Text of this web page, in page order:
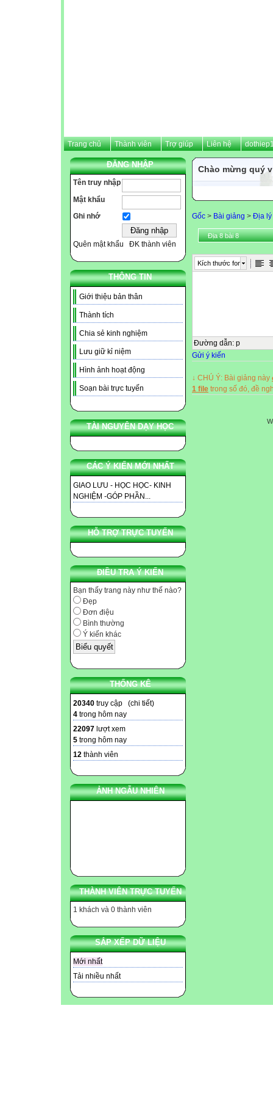
Trang chủ Thành viên Trợ giúp Liên hệ
ĐĂNG NHẬP
Tên truy nhập
Mật khẩu
Ghi nhớ
Quên mật khẩu ĐK thành viên
THÔNG TIN
Giới thiệu bản thân
Thành tích
Chia sẻ kinh nghiệm
Lưu giữ kỉ niệm
Hình ảnh hoạt động
Soạn bài trực tuyến
TÀI NGUYÊN DẠY HỌC
CÁC Ý KIẾN MỚI NHẤT
GIAO LƯU - HỌC HỌC- KINH
NGHIỆM -GÓP PHẦN...
HỖ TRỢ TRỰC TUYẾN
ĐIỀU TRA Ý KIẾN
Bạn thấy trang này như thế nào?
Đẹp
Đơn điệu
Bình thường
Ý kiến khác
THỐNG KÊ
20340 truy cập (chi tiết)
4 trong hôm nay
22097 lượt xem
5 trong hôm nay
12 thành viên
ẢNH NGẪU NHIÊN
THÀNH VIÊN TRỰC TUYẾN
1 khách và 0 thành viên
SẮP XẾP DỮ LIỆU
Mới nhất
Tải nhiều nhất
Chào mừng quý
Gốc > Bài giảng > Địa lý
Địa 8 bài 8
Kích thước font
Đường dẫn: p
Gửi ý kiến
↓ CHÚ Ý: Bài giảng này
1 file trong số đó, đề